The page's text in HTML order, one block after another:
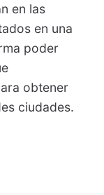
en las
en una
poder
obtener
ciudades.